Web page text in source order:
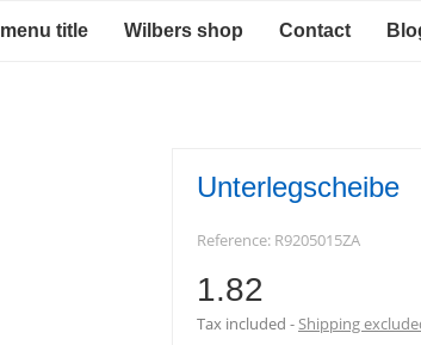
menu title Wilbers shop Contact
Unterlegscheibe
Reference: R9205015ZA
1.82
Tax included Shipping